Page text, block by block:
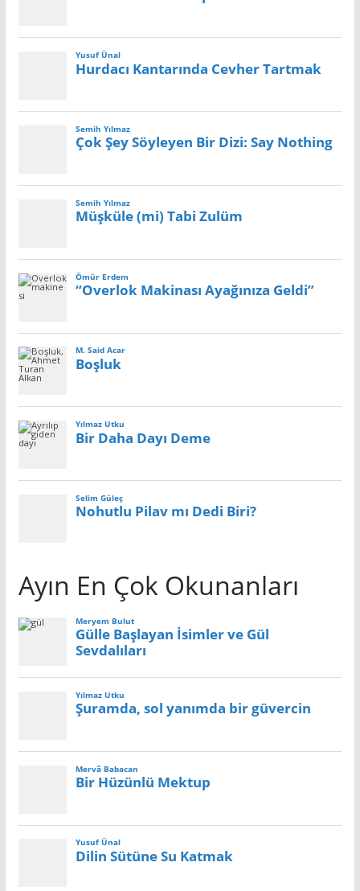
Ayın En Çok Okunanları